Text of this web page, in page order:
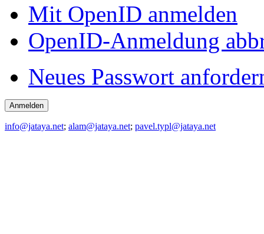
Mit OpenID anmelden
OpenID-Anmeldung
Neues Passwort
info@jataya.net; alam@jataya.net; pavel.typl@jataya.net